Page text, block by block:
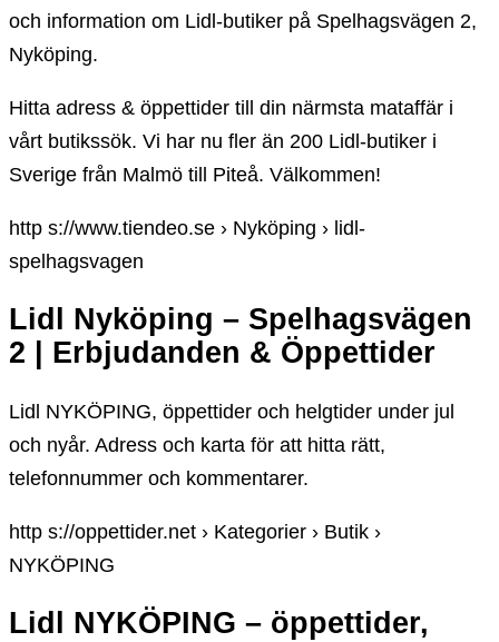
och information om Lidl-butiker på Spelhagsvägen 2,
Nyköping.
Hitta adress & öppettider till din närmsta mataffär i
vårt butikssök. Vi har nu fler än 200 Lidl-butiker i
Sverige från Malmö till Piteå. Välkommen!
http s://www.tiendeo.se › Nyköping › lidl-
spelhagsvagen
Lidl Nyköping – Spelhagsvägen
2 | Erbjudanden & Öppettider
Lidl NYKÖPING, öppettider och helgtider under jul
och nyår. Adress och karta för att hitta rätt,
telefonnummer och kommentarer.
http s://oppettider.net › Kategorier › Butik ›
NYKÖPING
Lidl NYKÖPING – öppettider,